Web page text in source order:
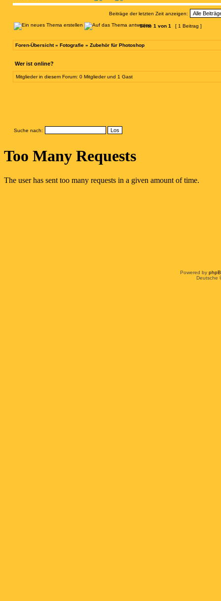
Beiträge der letzten Zeit anzeigen:
Seite 1 von 1 [ 1 Beitrag ]
Foren-Übersicht» Fotografie » Zubehör für Photoshop
Wer ist online?
Mitglieder in diesem Forum: 0 Mitglieder und 1 Gast
Suche nach:
Powered by
Deutsche